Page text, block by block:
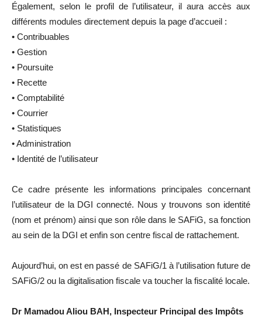
Également, selon le profil de l’utilisateur, il aura accès aux
différents modules directement depuis la page d’accueil :
• Contribuables
• Gestion
• Poursuite
• Recette
• Comptabilité
• Courrier
• Statistiques
• Administration
• Identité de l’utilisateur
Ce cadre présente les informations principales concernant
l’utilisateur de la DGI connecté. Nous y trouvons son identité
(nom et prénom) ainsi que son rôle dans le SAFiG, sa fonction
au sein de la DGI et enfin son centre fiscal de rattachement.
Aujourd’hui, on est en passé de SAFiG/1 à l’utilisation future de
SAFiG/2 ou la digitalisation fiscale va toucher la fiscalité locale.
Dr Mamadou Aliou BAH, Inspecteur Principal des Impôts